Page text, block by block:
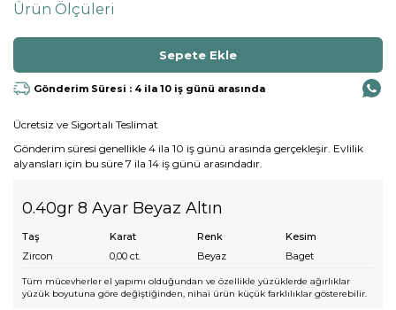
Ürün Ölçüleri
Gönderim Süresi : 4 ila 10 iş günü arasında
Ücretsiz ve Sigortalı Teslimat
Gönderim süresi genellikle 4 ila 10 iş günü arasında gerçekleşir. Evlilik
alyansları için bu süre 7 ila 14 iş günü arasındadır.
0.40gr 8 Ayar Beyaz Altın
Taş Karat Renk
Kesim
Zircon
0,00 ct. Beyaz Baget
Tüm mücevherler el yapımı olduğundan ve özellikle yüzüklerde ağırlıklar
yüzük boyutuna göre değiştiğinden, nihai ürün küçük farklılıklar gösterebilir.